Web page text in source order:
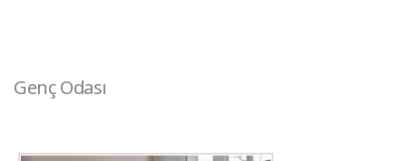
Genç Odası